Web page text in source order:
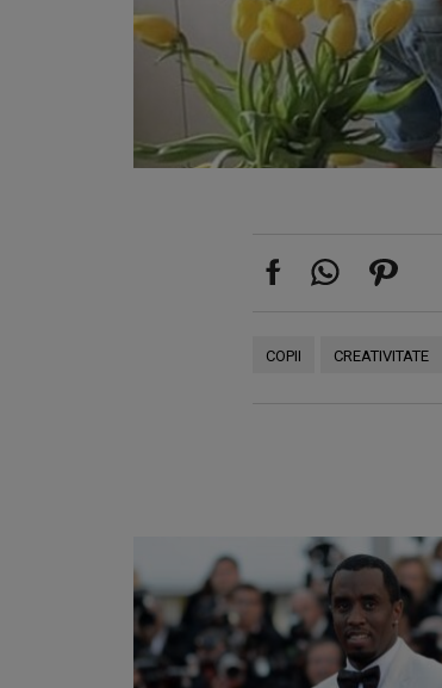
COPII CREATIVITATE